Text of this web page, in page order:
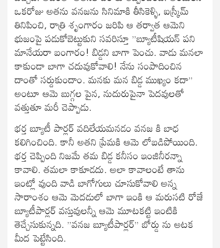
ఒకరోజు అతను వనజను సినిమాకి తీసికెళ్ళి, ఐస్క్రీమ్
తినిపించి, రాత్రి శృంగారం జరిపి ఆ తర్వాత ఆమెని
భుజంపై పడుకోబెట్టుకుని సవరిస్తూ ”బ్యూటీషియన్ పని
మానేయరా బంగారం! బిడ్డని బాగా పెంచు. వాడు మనలా
కాకుండా బాగా చదువుకోవాలి! నేను సంపాదించిన
దాంతో సర్దుకుందాం. మనకు మన బిడ్డ ముఖ్యం కదా”
అంటూ ఆమె బుగ్గల పైన, నుదురుపైనా పెదవులతో
వత్తుతూ మరీ చెప్పాడు.
భర్త బ్యూటీ పార్లర్ వదిలేయమనడం వనజ కి బాధ
కలిగించింది. కానీ అతని ప్రేమకి ఆమె లోబడిపోయింది.
భర్త చెప్పింది నిజమే తమ బిడ్డ కనీసం ఇంజినీరన్నా
కావాలి. తమలా కాకూడదు. అలా కావాలంటే తాను
ఇంట్లో వుంది వాడి బాగోగులు చూసుకోవాలి అన్న
సారాంశం ఆమె మెదడులో బాగా ఇంకి ఆ మరుసటి రోజే
బ్యూటీపార్లర్ వస్తువులన్నీ ఆమె మూటకట్టి ఇంటికి
తెచ్చేసుకున్నది. ”వనజ బ్యూటీపార్లర్” బోర్డు ను అటక
మీద పెట్టేసింది.